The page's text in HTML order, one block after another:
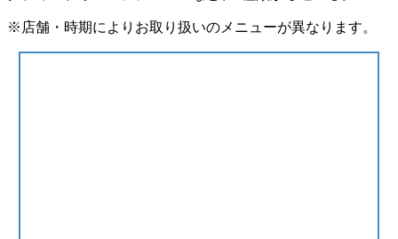
※店舗・時期によりお取り扱いのメニューが異なります。